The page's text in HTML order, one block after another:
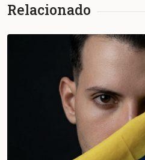
Relacionado